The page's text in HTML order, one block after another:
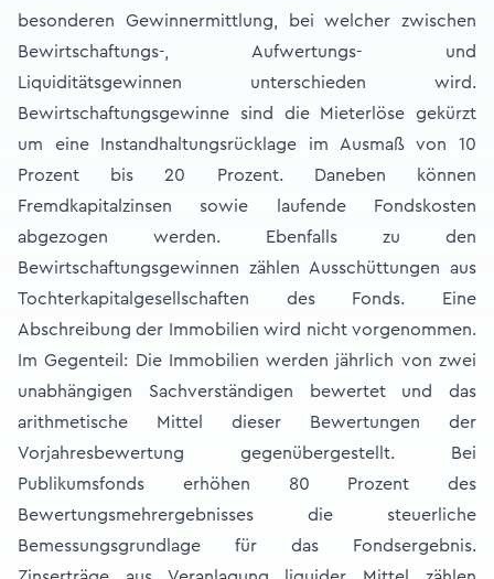
besonderen Gewinnermittlung, bei welcher zwischen
Bewirtschaftungs-, Aufwertungs- und
Liquiditätsgewinnen unterschieden wird.
Bewirtschaftungsgewinne sind die Mieterlöse gekürzt
um eine Instandhaltungsrücklage im Ausmaß von 10
Prozent bis 20 Prozent. Daneben können
Fremdkapitalzinsen sowie laufende Fondskosten
abgezogen werden. Ebenfalls zu den
Bewirtschaftungsgewinnen zählen Ausschüttungen aus
Tochterkapitalgesellschaften des Fonds. Eine
Abschreibung der Immobilien wird nicht vorgenommen.
Im Gegenteil: Die Immobilien werden jährlich von zwei
unabhängigen Sachverständigen bewertet und das
arithmetische Mittel dieser Bewertungen der
Vorjahresbewertung gegenübergestellt. Bei
Publikumsfonds erhöhen 80 Prozent des
Bewertungsmehrergebnisses die steuerliche
Bemessungsgrundlage für das Fondsergebnis.